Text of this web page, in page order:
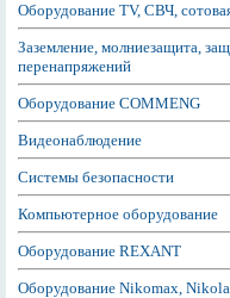
Оборудование TV, СВЧ,
Заземление, молниезащита,
перенапряжений
Оборудование COMMENG
Видеонаблюдение
Системы безопасности
Компьютерное оборудование
Оборудование REXANT
Оборудование Nikomax,